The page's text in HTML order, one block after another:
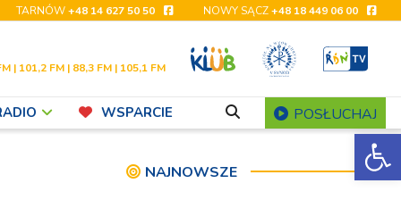
TARNÓW+48 14 627 50 50 NOWY SĄCZ+48 18 449 06 00
| 101,2 FM | 88,3 FM | 105,1 FM
WSPARCIE POSŁUCHAJ
NAJNOWSZE